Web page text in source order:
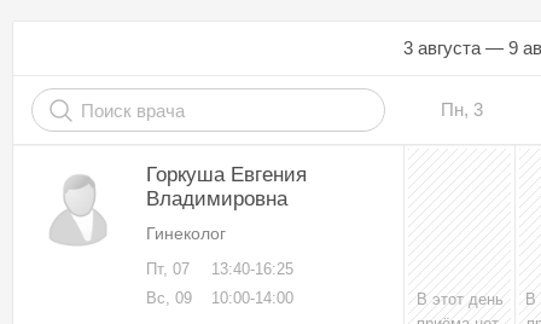
3 августа — 9
Пн, 3
Горкуша Евгения
Владимировна
Гинеколог
Пт, 07
13:40-16:25
Вс, 09
10:00-14:00
В этот день
В